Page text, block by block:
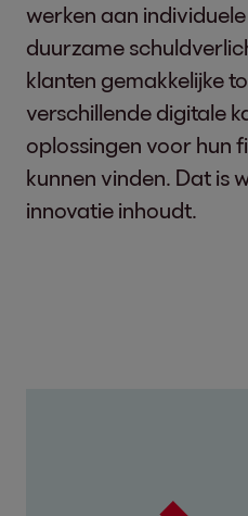
werken aan
duurzame
klanten gemakkelijke
verschillende digitale
oplossingen voor hun
kunnen vinden. Dat is
innovatie inhoudt.